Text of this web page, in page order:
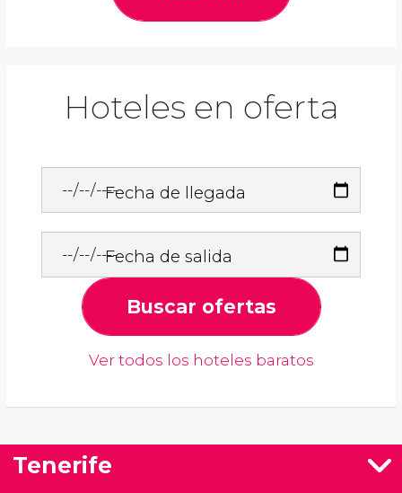
Hoteles en oferta
Fecha de llegada
Fecha de salida
Buscar ofertas
Ver todos los hoteles baratos
Tenerife